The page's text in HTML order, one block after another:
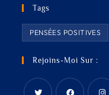
Tags
PENSÉES POSITIVES
Rejoins-Moi Sur :